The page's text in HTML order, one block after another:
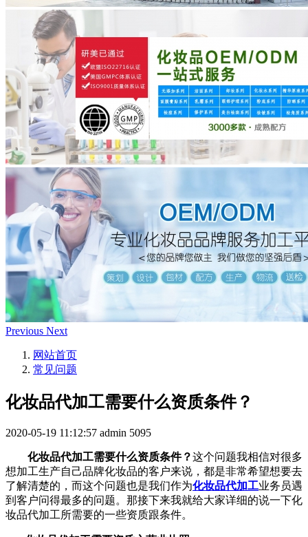
Previous Next
网站首页
常见问题
化妆品代加工需要什么资质条件？
2020-05-19 11:12:57 admin 5095
化妆品代加工需要什么资质条件？这个问题我相信对很多
想加工生产自己品牌化妆品的客户来说，都是非常希望想要去
了解清楚的，而这个问题也是我们作为化妆品代加工业务员遇
到客户问得最多的问题。那接下来我就给大家详细的说一下化
妆品代加工所需要的一些资质跟条件。